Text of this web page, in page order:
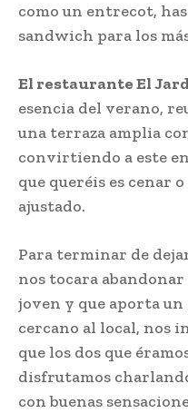
como un entrecot,
sandwich para los
El restaurante El
esencia del verano,
una terraza amplia
convirtiendo a este
que queréis es cenar
ajustado.
Para terminar de
nos tocara
joven y que aporta
cercano al local, nos
que los dos que
disfrutamos
con buenas